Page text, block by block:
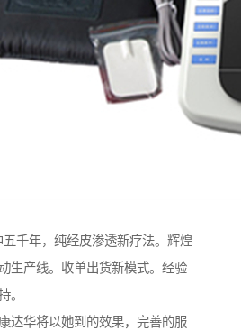
千年，纯经皮渗透新疗法。辉煌
生产线。收单出货新模式。经验
。
达华将以她到的效果，完善的服